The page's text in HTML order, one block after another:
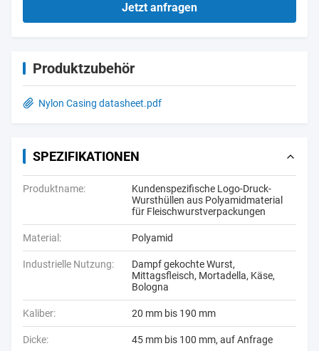
Jetzt anfragen
Produktzubehör
Nylon Casing datasheet.pdf
SPEZIFIKATIONEN
Produktname:
Kundenspezifische Logo-Druck-
Wursthüllen aus Polyamidmaterial
für Fleischwurstverpackungen
Material: Polyamid
Industrielle Nutzung:
Dampf gekochte Wurst,
Mittagsfleisch, Mortadella, Käse,
Bologna
Kaliber: 20 mm bis 190 mm
Dicke: 45 mm bis 100 mm, auf Anfrage